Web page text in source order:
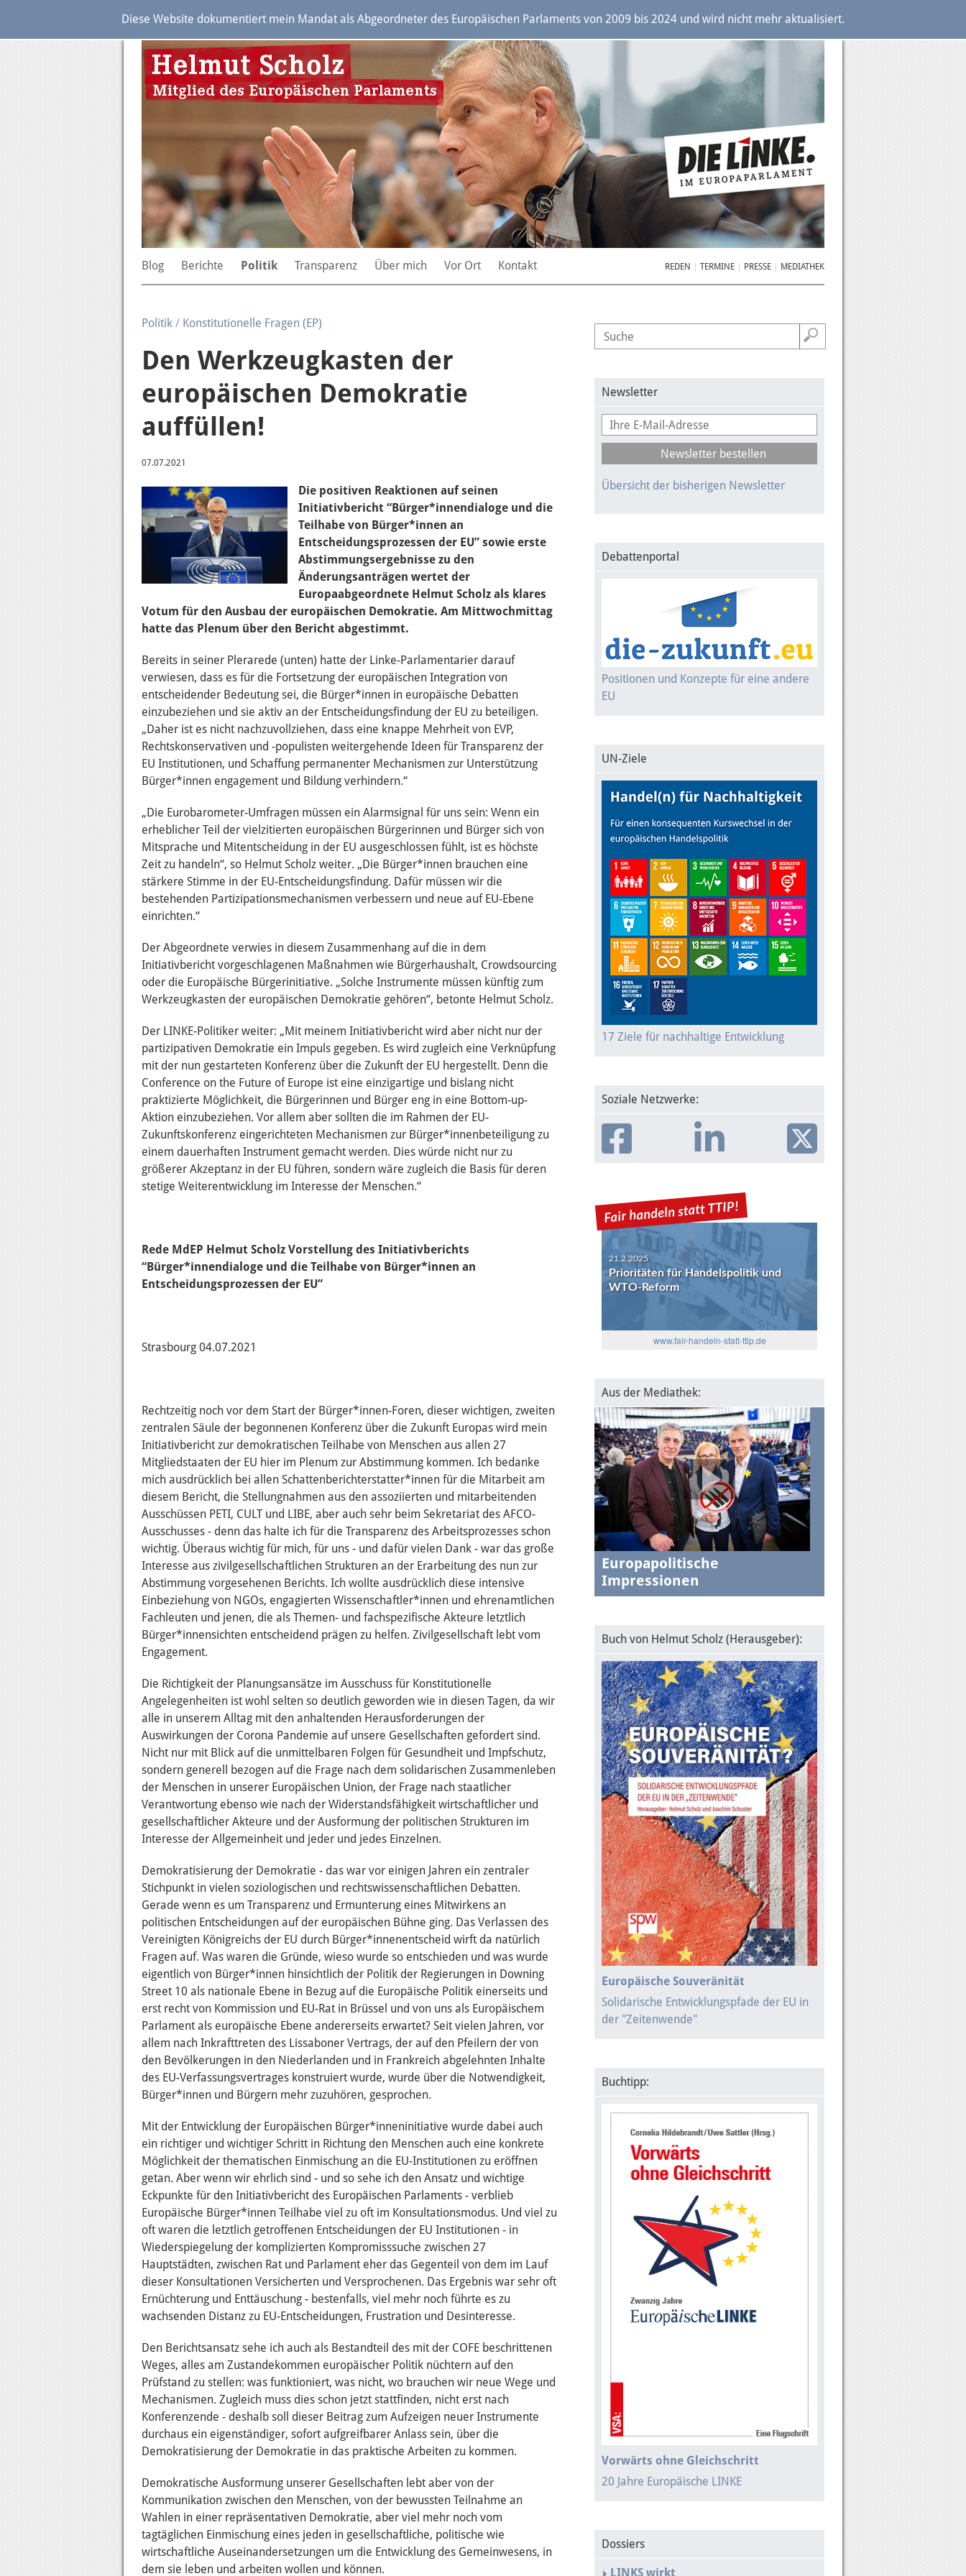
Diese Website dokumentiert mein Mandat als Abgeordneter des Europäischen Parlaments von 2009 bis 2024 und wird nicht mehr aktualisiert.
Blog Berichte Politik Transparenz Über mich Vor Ort Kontakt REDEN TERMINE PRESSE MEDIATHEK
Politik / Konstitutionelle Fragen (EP)
Den Werkzeugkasten der
europäischen Demokratie
auffüllen!
07.07.2021
Die positiven Reaktionen aufseinen
Initiativbericht “Bürger*innendialoge und die
Teilhabe von Bürger*innen an
Entscheidungsprozessen der EU” sowie erste
Abstimmungsergebnisse zu den
Änderungsanträgen wertet der
Europaabgeordnete Helmut Scholz als klares
Votum für den Ausbau der europäischen Demokratie. Am Mittwochmittag
hatte das Plenum über den Bericht abgestimmt.
Bereits in seiner Plerarede (unten) hatte der Linke-Parlamentarier darauf
verwiesen, dass es für die Fortsetzung der europäischen Integration von
entscheidender Bedeutung sei, die Bürger*innen in europäische Debatten
einzubeziehen und sie aktiv an der Entscheidungsfindung der EU zu beteiligen.
„Daher ist es nicht nachzuvollziehen, dass eine knappe Mehrheit von EVP,
Rechtskonservativen und -populisten weitergehende Ideen für Transparenz der
EU Institutionen, und Schaffung permanenter Mechanismen zur Unterstützung
Bürger*innen engagement und Bildung verhindern.“
„Die Eurobarometer-Umfragen müssen ein Alarmsignal für uns sein: Wenn ein
erheblicher Teil der vielzitierten europäischen Bürgerinnen und Bürger sich von
Mitsprache und Mitentscheidung in der EU ausgeschlossen fühlt, ist es höchste
Zeit zu handeln“, so Helmut Scholz weiter. „Die Bürger*innen brauchen eine
stärkere Stimme in der EU-Entscheidungsfindung. Dafür müssen wir die
bestehenden Partizipationsmechanismen verbessern und neue auf EU-Ebene
einrichten.“
Der Abgeordnete verwies in diesem Zusammenhang auf die in dem
Initiativbericht vorgeschlagenen Maßnahmen wie Bürgerhaushalt, Crowdsourcing
oder die Europäische Bürgerinitiative. „Solche Instrumente müssen künftig zum
Werkzeugkasten der europäischen Demokratie gehören“, betonte Helmut Scholz.
Der LINKE-Politiker weiter: „Mit meinem Initiativbericht wird aber nicht nur der
partizipativen Demokratie ein Impuls gegeben. Es wird zugleich eine Verknüpfung
mit der nun gestarteten Konferenz über die Zukunft der EU hergestellt. Denn die
Conference on the Future of Europe ist eine einzigartige und bislang nicht
praktizierte Möglichkeit, die Bürgerinnen und Bürger eng in eine Bottom-up-
Aktion einzubeziehen. Vor allem aber sollten die im Rahmen der EU-
Zukunftskonferenz eingerichteten Mechanismen zur Bürger*innenbeteiligung zu
einem dauerhaften Instrument gemacht werden. Dies würde nicht nur zu
größerer Akzeptanz in der EU führen, sondern wäre zugleich die Basis für deren
stetige Weiterentwicklung im Interesse der Menschen.“
Rede MdEP Helmut Scholz Vorstellung des Initiativberichts
“Bürger*innendialoge und die Teilhabe von Bürger*innen an
Entscheidungsprozessen der EU”
Strasbourg 04.07.2021
Rechtzeitig noch vor dem Start der Bürger*innen-Foren, dieser wichtigen, zweiten
zentralen Säule der begonnenen Konferenz über die Zukunft Europas wird mein
Initiativbericht zur demokratischen Teilhabe von Menschen aus allen 27
Mitgliedstaaten der EU hier im Plenum zur Abstimmung kommen. Ich bedanke
mich ausdrücklich bei allen Schattenberichterstatter*innen für die Mitarbeit am
diesem Bericht, die Stellungnahmen aus den assoziierten und mitarbeitenden
Ausschüssen PETI, CULT und LIBE, aber auch sehr beim Sekretariat des AFCO-
Ausschusses - denn das halte ich für die Transparenz des Arbeitsprozesses schon
wichtig. Überaus wichtig für mich, für uns - und dafür vielen Dank - war das große
Interesse aus zivilgesellschaftlichen Strukturen an der Erarbeitung des nun zur
Abstimmung vorgesehenen Berichts. Ich wollte ausdrücklich diese intensive
Einbeziehung von NGOs, engagierten Wissenschaftler*innen und ehrenamtlichen
Fachleuten und jenen, die als Themen- und fachspezifische Akteure letztlich
Bürger*innensichten entscheidend prägen zu helfen. Zivilgesellschaft lebt vom
Engagement.
Die Richtigkeit der Planungsansätze im Ausschuss für Konstitutionelle
Angelegenheiten ist wohl selten so deutlich geworden wie in diesen Tagen, da wir
alle in unserem Alltag mit den anhaltenden Herausforderungen der
Auswirkungen der Corona Pandemie auf unsere Gesellschaften gefordert sind.
Nicht nur mit Blick auf die unmittelbaren Folgen für Gesundheit und Impfschutz,
sondern generell bezogen auf die Frage nach dem solidarischen Zusammenleben
der Menschen in unserer Europäischen Union, der Frage nach staatlicher
Verantwortung ebenso wie nach der Widerstandsfähigkeit wirtschaftlicher und
gesellschaftlicher Akteure und der Ausformung der politischen Strukturen im
Interesse der Allgemeinheit und jeder und jedes Einzelnen.
Demokratisierung der Demokratie - das war vor einigen Jahren ein zentraler
Stichpunkt in vielen soziologischen und rechtswissenschaftlichen Debatten.
Gerade wenn es um Transparenz und Ermunterung eines Mitwirkens an
politischen Entscheidungen auf der europäischen Bühne ging. Das Verlassen des
Vereinigten Königreichs der EU durch Bürger*innenentscheid wirft da natürlich
Fragen auf. Was waren die Gründe, wieso wurde so entschieden und was wurde
eigentlich von Bürger*innen hinsichtlich der Politik der Regierungen in Downing
Street 10 als nationale Ebene in Bezug auf die Europäische Politik einerseits und
erst recht von Kommission und EU-Rat in Brüssel und von uns als Europäischem
Parlament als europäische Ebene andererseits erwartet? Seit vielen Jahren, vor
allem nach Inkrafttreten des Lissaboner Vertrags, der auf den Pfeilern der von
den Bevölkerungen in den Niederlanden und in Frankreich abgelehnten Inhalte
des EU-Verfassungsvertrages konstruiert wurde, wurde über die Notwendigkeit,
Bürger*innen und Bürgern mehr zuzuhören, gesprochen.
Mit der Entwicklung der Europäischen Bürger*inneninitiative wurde dabei auch
ein richtiger und wichtiger Schritt in Richtung den Menschen auch eine konkrete
Möglichkeit der thematischen Einmischung an die EU-Institutionen zu eröffnen
getan. Aber wenn wir ehrlich sind - und so sehe ich den Ansatz und wichtige
Eckpunkte für den Initiativbericht des Europäischen Parlaments - verblieb
Europäische Bürger*innen Teilhabe viel zu oft im Konsultationsmodus. Und viel zu
oft waren die letztlich getroffenen Entscheidungen der EU Institutionen - in
Wiederspiegelung der komplizierten Kompromisssuche zwischen 27
Hauptstädten, zwischen Rat und Parlament eher das Gegenteil von dem im Lauf
dieser Konsultationen Versicherten und Versprochenen. Das Ergebnis war sehr oft
Ernüchterung und Enttäuschung - bestenfalls, viel mehr noch führte es zu
wachsenden Distanz zu EU-Entscheidungen, Frustration und Desinteresse.
Den Berichtsansatz sehe ich auch als Bestandteil des mit der COFE beschrittenen
Weges, alles am Zustandekommen europäischer Politik nüchtern auf den
Prüfstand zu stellen: was funktioniert, was nicht, wo brauchen wir neue Wege und
Mechanismen. Zugleich muss dies schon jetzt stattfinden, nicht erst nach
Konferenzende - deshalb soll dieser Beitrag zum Aufzeigen neuer Instrumente
durchaus ein eigenständiger, sofort aufgreifbarer Anlass sein, über die
Demokratisierung der Demokratie in das praktische Arbeiten zu kommen.
Demokratische Ausformung unserer Gesellschaften lebt aber von der
Kommunikation zwischen den Menschen, von der bewussten Teilnahme an
Wahlen in einer repräsentativen Demokratie, aber viel mehr noch vom
tagtäglichen Einmischung eines jeden in gesellschaftliche, politische wie
wirtschaftliche Auseinandersetzungen um die Entwicklung des Gemeinwesens, in
dem sie leben und arbeiten wollen und können.
Newsletter
Übersicht der bisherigen Newsletter
Debattenportal
Positionen und Konzepte für eine andere
EU
UN-Ziele
17 Ziele für nachhaltige Entwicklung
Soziale Netzwerke:
Prioritäten für Handelspolitik und
WTO-Reform
USA-EU: Die Algorithmen und das
transatlantische Verhältnis
www.fair-handeln-statt-ttip.de
Aus der Mediathek:
Europapolitische
Impressionen
Buch von Helmut Scholz (Herausgeber):
Europäische Souveränität
Solidarische Entwicklungspfade der EU in
der "Zeitenwende"
Buchtipp:
Vorwärts ohne Gleichschritt
20 Jahre Europäische LINKE
Dossiers
LINKS wirkt